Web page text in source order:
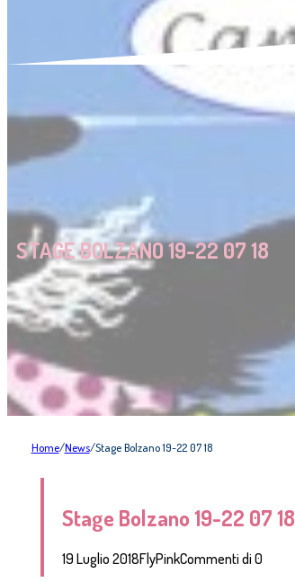
STAGE BOLZANO 19-22 07 18
Home/News/Stage Bolzano 19-22 07 18
Stage Bolzano 19-22 07 18
19 Luglio 2018FlyPinkCommenti di 0